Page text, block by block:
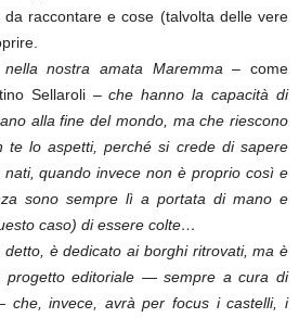
da raccontare e cose (talvolta delle vere
nostra amata Maremma – come
Sellaroli –che hanno la capacità di
alla fine del mondo, ma che riescono
te lo aspetti, perché si crede di sapere
quando invece non è proprio così e
sono sempre lì a portata di mano e
caso) di essere colte…
è dedicato ai borghi ritrovati, ma è
progetto editoriale — sempre a cura di
che, invece, avrà per focus i castelli, i